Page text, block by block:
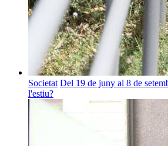
Societat Del 19 de juny al 8 de
l'estiu?